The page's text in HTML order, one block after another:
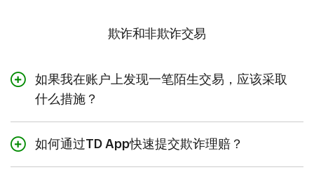
欺诈和非欺诈交易
如果我在账户上发现一笔陌生交易，应该采取
什么措施？
对于并非您本人完成的交易，您可以提交欺诈理
赔，而TD将对您的理赔进行调查。在欺诈理赔
发生进一步的欺诈活动。您将无法登录易线网上
如何通过TD App快速提交欺诈理赔？
您可以通过TD App轻松提交欺诈理赔。首先在